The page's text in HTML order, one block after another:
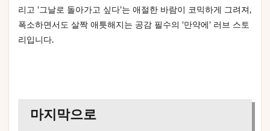
리고 ‘그날로 돌아가고 싶다’는 애절한 바람이 코믹하게 그려져,
폭소하면서도 살짝 애틋해지는 공감 필수의 ‘만약에’ 러브 스토
리입니다.
마지막으로